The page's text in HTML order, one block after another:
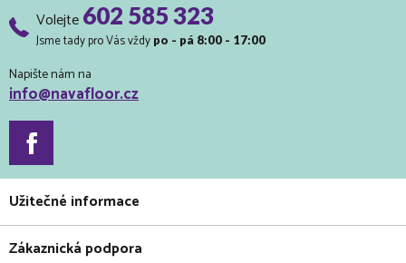
Volejte602 585 323
Jsme tady pro Vás vždy po - pá 8:00 - 17:00
Napište nám na
info@navafloor.cz
Užitečné informace
Zákaznická podpora